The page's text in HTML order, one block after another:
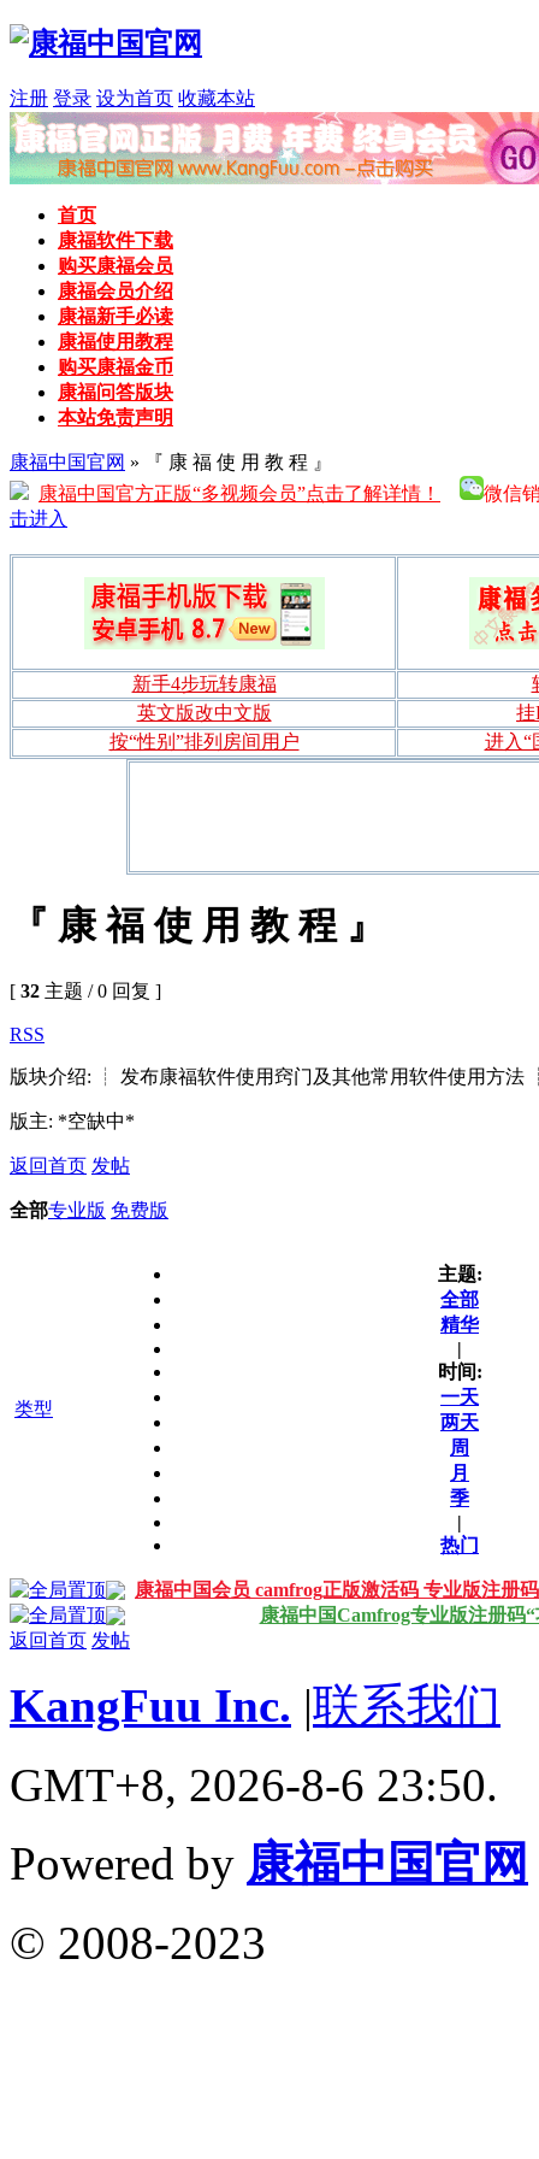
注册 登录 设为首页 收藏本站
首页
康福软件下载
购买康福会员
康福会员介绍
康福新手必读
康福使用教程
购买康福金币
康福问答版块
本站免责声明
康福中国官网 » 『 康 福 使 用 教 程 』
康福中国官方正版“多视频会员”点击了解详情！
微信
击进入
新手4步玩转康福
英文版改中文版
挂
按“性别”排列房间用户
进入“
『 康 福 使 用 教 程 』
[ 32 主题 / 0 回复 ]
RSS
版块介绍: ┊ 发布康福软件使用窍门及其他常用软件使用方法
版主: *空缺中*
返回首页 发帖
全部专业版 免费版
类型
主题:
全部
精华
|
时间:
一天
两天
周
月
季
|
热门
康福中国会员 camfrog正版激活码 专业版注册
康福中国Camfrog专业版注册码
返回首页 发帖
KangFuu Inc. |联系我们
GMT+8, 2026-8-6 23:50.
Powered by 康福中国官网
© 2008-2023